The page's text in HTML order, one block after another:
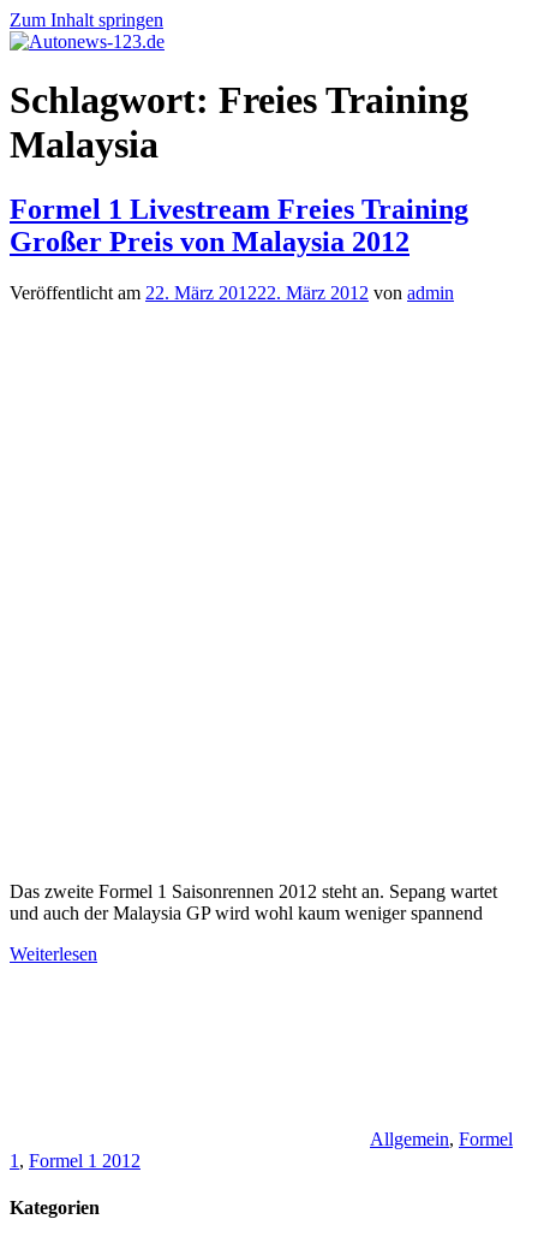
Zum Inhalt springen
Autonews-
123.de
Autonews
mit
Schlagwort: Freies Training
Malaysia
Formel 1 Livestream Freies Training
Großer Preis von Malaysia 2012
Veröffentlicht am 22. März 201222. März 2012 von admin
Das zweite Formel 1 Saisonrennen 2012 steht an. Sepang wartet
und auch der Malaysia GP wird wohl kaum weniger spannend
Weiterlesen
Allgemein, Formel
1 , Formel 1 2012
Kategorien